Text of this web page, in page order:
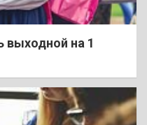
выходной на 1